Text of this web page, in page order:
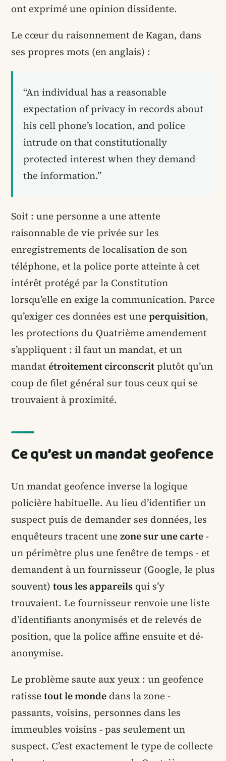
ont exprimé une opinion dissidente.
Le cœur du raisonnement de Kagan, dans
ses propres mots (en anglais) :
“An individual has a reasonable
expectation of privacy in records about
his cell phone’s location, and police
intrude on that constitutionally
protected interest when they demand
the information.”
Soit : une personne a une attente
raisonnable de vie privée sur les
enregistrements de localisation de son
téléphone, et la police porte atteinte à cet
intérêt protégé par la Constitution
lorsqu’elle en exige la communication. Parce
qu’exiger ces données est uneperquisition,
les protections du Quatrième amendement
s’appliquent : il faut un mandat, et un
mandatétroitement circonscritplutôt qu’un
coup de filet général sur tous ceux qui se
trouvaient à proximité.
Ce qu’est un mandat geofence
Un mandat geofence inverse la logique
policière habituelle. Au lieu d’identifier un
suspect puis de demander ses données, les
enquêteurs tracent unezone sur une carte-
un périmètre plus une fenêtre de temps - et
demandent à un fournisseur (Google, le plus
souvent) tous les appareils qui s’y
trouvaient. Le fournisseur renvoie une liste
d’identifiants anonymisés et de relevés de
position, que la police affine ensuite et dé-
anonymise.
Le problème saute aux yeux : un geofence
ratissetout le monde dans la zone -
passants, voisins, personnes dans les
immeubles voisins - pas seulement un
suspect. C’est exactement le type de collecte